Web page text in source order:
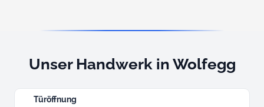
Unser Handwerk in Wolfegg
Türöffnung